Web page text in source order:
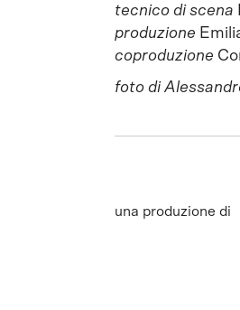
tecnico di scena
produzione
coproduzione
foto di
una produzione di